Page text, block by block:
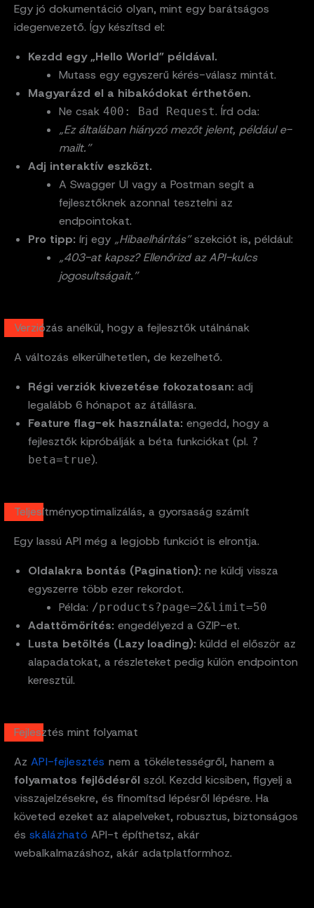
Egy jó dokumentáció olyan, mint egy barátságos
idegenvezető. Így készítsd el:
Kezdd egy „Hello World” példával.
Mutass egy egyszerű kérés-válasz mintát.
Magyarázd el a hibakódokat érthetően.
Ne csak 400: Bad Request. Írd oda:
„Ez általában hiányzó mezőt jelent, például e-
mailt.”
Adj interaktív eszközt.
A Swagger UI vagy a Postman segít a
fejlesztőknek azonnal tesztelni az
endpointokat.
Pro tipp: írj egy „Hibaelhárítás”szekciót is, például:
„403-at kapsz? Ellenőrizd az API-kulcs
jogosultságait.”
Verziózás anélkül, hogy a fejlesztők utálnának
A változás elkerülhetetlen, de kezelhető.
Régi verziók kivezetése fokozatosan: adj
legalább 6 hónapot az átállásra.
Feature flag-ek használata: engedd, hogy a
fejlesztők kipróbálják a béta funkciókat (pl. ?
beta=true).
Teljesítményoptimalizálás, a gyorsaság számít
Egy lassú API még a legjobb funkciót is elrontja.
Oldalakra bontás (Pagination): ne küldj vissza
egyszerre több ezer rekordot.
Példa: /products?page=2&limit=50
Adattömörítés: engedélyezd a GZIP-et.
Lusta betöltés (Lazy loading): küldd el először az
alapadatokat, a részleteket pedig külön endpointon
keresztül.
Fejlesztés mint folyamat
Az API-fejlesztés nem a tökéletességről, hanem a
folyamatos fejlődésről szól. Kezdd kicsiben, figyelj a
visszajelzésekre, és finomítsd lépésről lépésre. Ha
követed ezeket az alapelveket, robusztus, biztonságos
és skálázható API-t építhetsz, akár
webalkalmazáshoz, akár adatplatformhoz.